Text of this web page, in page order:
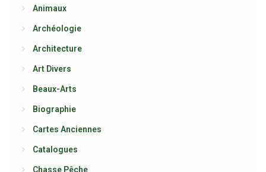
Animaux
Archéologie
Architecture
Art Divers
Beaux-Arts
Biographie
Cartes Anciennes
Catalogues
Chasse Pêche